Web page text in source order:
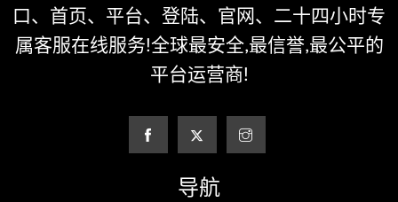
口、首页、平台、登陆、官网、二十四小时专
属客服在线服务!全球最安全,最信誉,最公平的
平台运营商!
导航